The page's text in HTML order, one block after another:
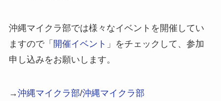
沖縄マイクラ部では様々なイベントを開催してい
ますので「 開催イベント 」をチェックして、参加
申し込みをお願いします。
→沖縄マイクラ部/沖縄マイクラ部